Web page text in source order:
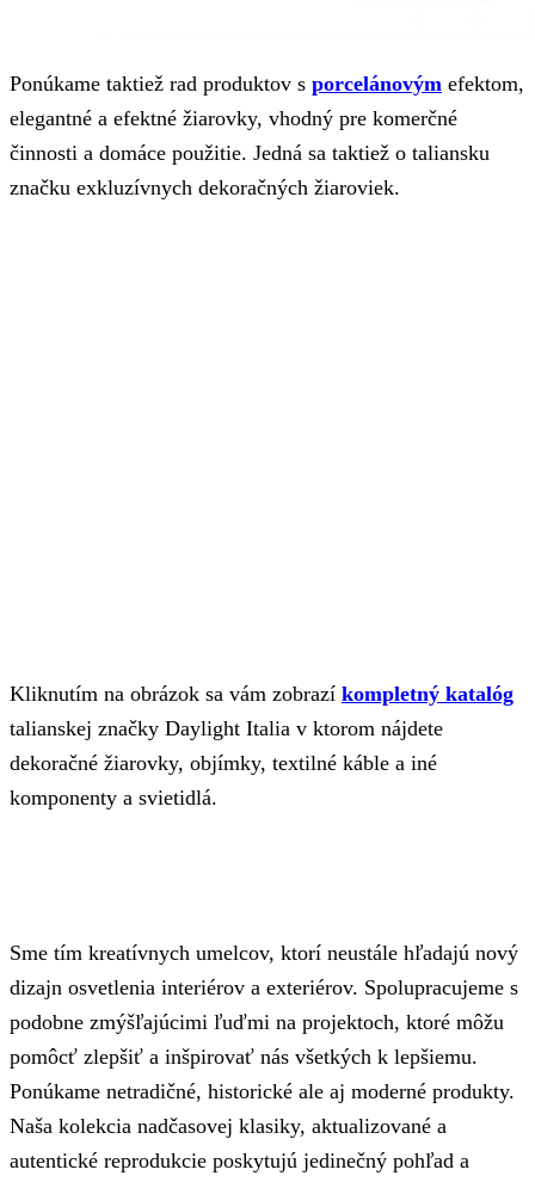
Ponúkame taktiež rad produktov s porcelánovým efektom,
elegantné a efektné žiarovky, vhodný pre komerčné
činnosti a domáce použitie. Jedná sa taktiež o taliansku
značku exkluzívnych dekoračných žiaroviek.
Kliknutím na obrázok sa vám zobrazí kompletný katalóg
talianskej značky Daylight Italia v ktorom nájdete
dekoračné žiarovky, objímky, textilné káble a iné
komponenty a svietidlá.
Sme tím kreatívnych umelcov, ktorí neustále hľadajú nový
dizajn osvetlenia interiérov a exteriérov. Spolupracujeme s
podobne zmýšľajúcimi ľuďmi na projektoch, ktoré môžu
pomôcť zlepšiť a inšpirovať nás všetkých k lepšiemu.
Ponúkame netradičné, historické ale aj moderné produkty.
Naša kolekcia nadčasovej klasiky, aktualizované a
autentické reprodukcie poskytujú jedinečný pohľad a